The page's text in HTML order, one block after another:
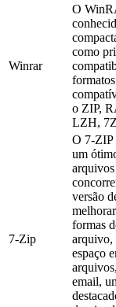
Winrar
O
como
o ZIP,
LZH,
7-Zip
O 7-ZIP
um
versão
formas
arquivo,
espaço
email,